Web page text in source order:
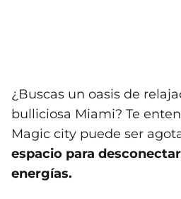
¿Buscas un oasis de
bulliciosa Miami? Te
Magic city puede ser
espacio para
energías.